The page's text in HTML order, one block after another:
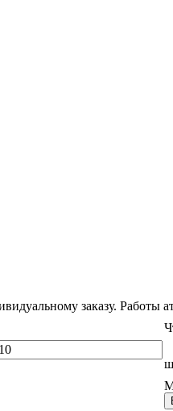
заказу. Работы